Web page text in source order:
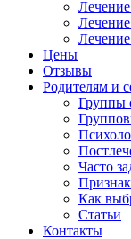
Цены
Отзывы
Родителям и
Группы
Часто
Как
Статьи
Контакты